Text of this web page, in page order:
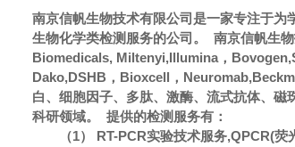
南京信帆生物技术有限公司是一家专注于
生物化学类检测服务的公司。 南京信帆生
Biomedicals, Miltenyi,Illumina，
Dako,DSHB，Bioxcell，
白、细胞因子、多肽、激酶、流式抗体、
科研领域。 提供的检测服务有：
（1） RT-PCR实验技术服务,QPCR(荧